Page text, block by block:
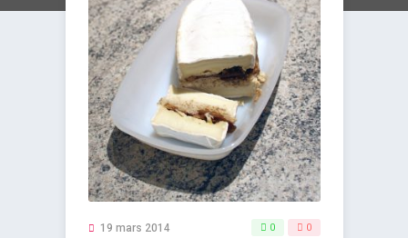
19 mars 2014 0 0